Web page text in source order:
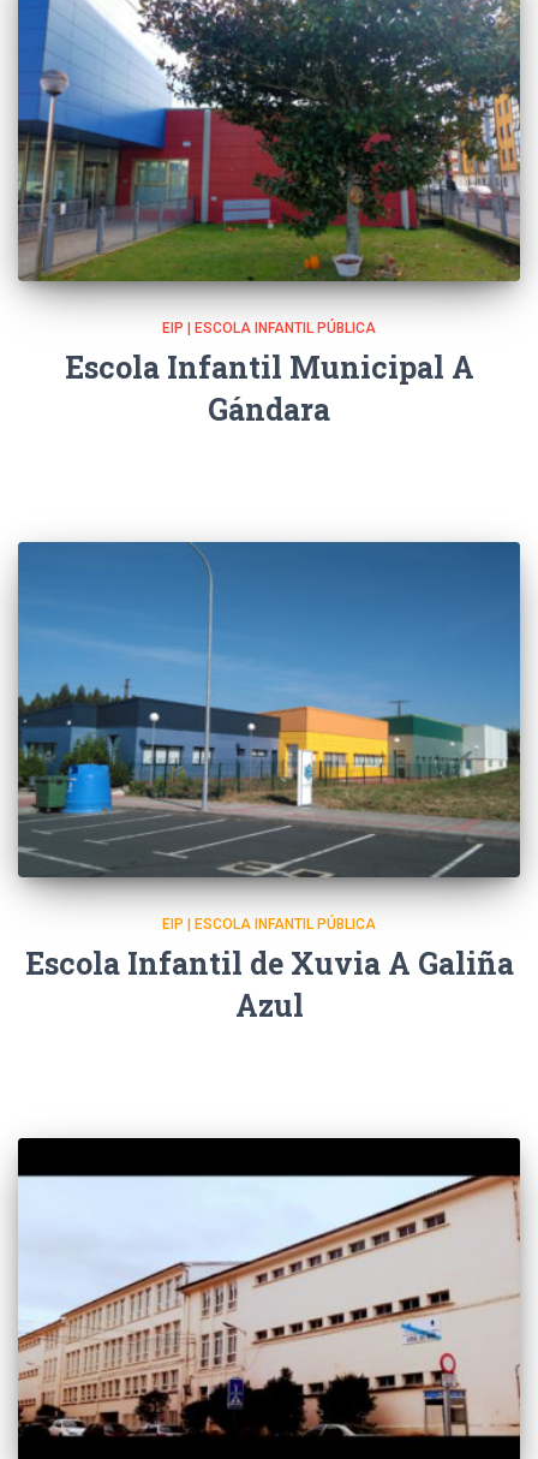
EIP | ESCOLA INFANTIL PÚBLICA
Escola Infantil Municipal A
Gándara
EIP | ESCOLA INFANTIL PÚBLICA
Escola Infantil de Xuvia A Galiña
Azul